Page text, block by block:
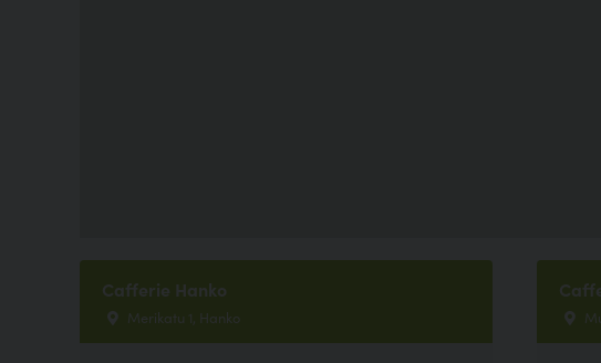
Cafferie Hanko
Merikatu 1, Hanko